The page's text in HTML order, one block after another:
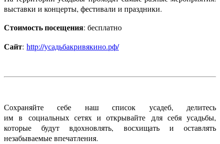
выставки и концерты, фестивали и праздники.
Стоимость посещения: бесплатно
Сайт: http://усадьбакривякино.рф/
Сохраняйте себе наш список усадеб, делитесь
им в социальных сетях и открывайте для себя усадьбы,
которые будут вдохновлять, восхищать и оставлять
незабываемые впечатления.